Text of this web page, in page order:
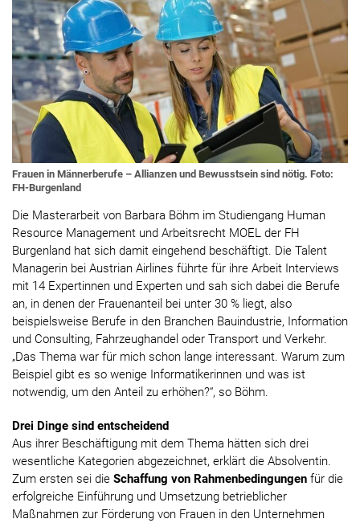
Frauen in Männerberufe – Allianzen und Bewusstsein sind nötig. Foto:
FH-Burgenland
Die Masterarbeit von Barbara Böhm im Studiengang Human
Resource Management und Arbeitsrecht MOEL der FH
Burgenland hat sich damit eingehend beschäftigt. Die Talent
Managerin bei Austrian Airlines führte für ihre Arbeit Interviews
mit 14 Expertinnen und Experten und sah sich dabei die Berufe
an, in denen der Frauenanteil bei unter 30 % liegt, also
beispielsweise Berufe in den Branchen Bauindustrie, Information
und Consulting, Fahrzeughandel oder Transport und Verkehr.
„Das Thema war für mich schon lange interessant. Warum zum
Beispiel gibt es so wenige Informatikerinnen und was ist
notwendig, um den Anteil zu erhöhen?“, so Böhm.
Drei Dinge sind entscheidend
Aus ihrer Beschäftigung mit dem Thema hätten sich drei
wesentliche Kategorien abgezeichnet, erklärt die Absolventin.
Zum ersten sei die Schaffung von Rahmenbedingungen für die
erfolgreiche Einführung und Umsetzung betrieblicher
Maßnahmen zur Förderung von Frauen in den Unternehmen